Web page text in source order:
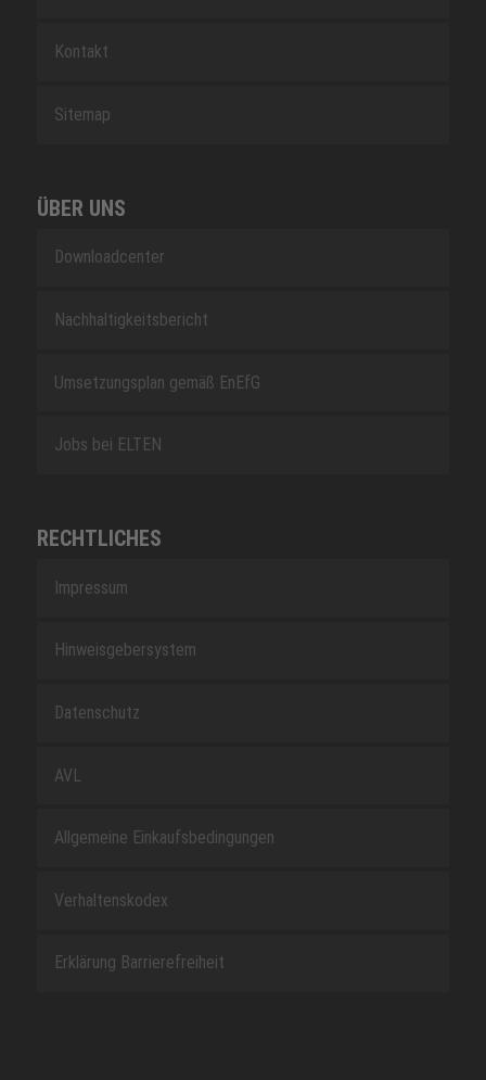
Kontakt
Sitemap
ÜBER UNS
Downloadcenter
Nachhaltigkeitsbericht
Umsetzungsplan gemäß EnEfG
Jobs bei ELTEN
RECHTLICHES
Impressum
Hinweisgebersystem
Datenschutz
AVL
Allgemeine Einkaufsbedingungen
Verhaltenskodex
Erklärung Barrierefreiheit